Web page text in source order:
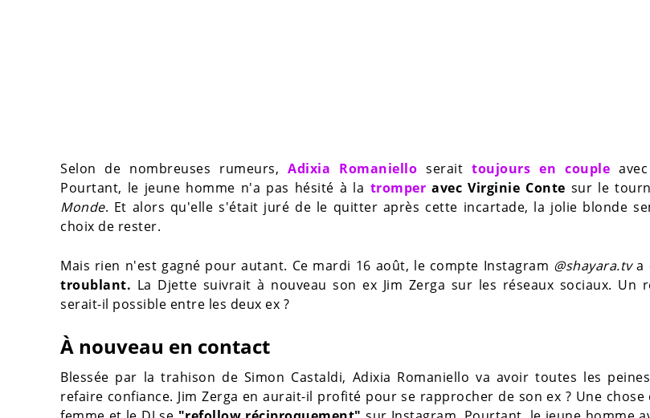
Selon de nombreuses rumeurs,Adixia Romanielloserait toujours en couple
Pourtant, le jeune homme n'a pas hésité à la tromper avec Virginie Conte sur le
Monde. Et alors qu'elle s'était juré de le quitter après cette incartade, la jolie blonde
choix de rester.
Mais rien n'est gagné pour autant. Ce mardi 16 août, le compte Instagram @shayara.tva
troublant. La Djette suivrait à nouveau son ex Jim Zerga sur les réseaux sociaux. Un
serait-il possible entre les deux ex ?
À nouveau en contact
Blessée par la trahison de Simon Castaldi, Adixia Romaniello va avoir toutes les
refaire confiance. Jim Zerga en aurait-il profité pour se rapprocher de son ex ? Une chose